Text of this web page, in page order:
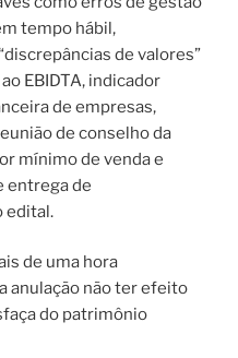
tempo hábil,
de valores”
EBIDTA, indicador
de empresas,
de conselho da
mínimo de venda e
entrega de
edital.
de uma hora
anulação não ter efeito
do patrimônio